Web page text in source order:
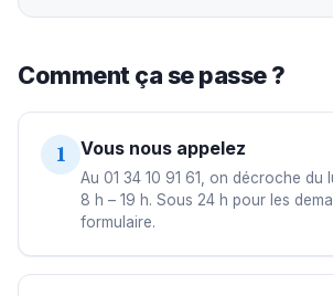
Comment ça se passe ?
1 Vous nous appelez
Au 01 34 10 91 61, on décroche du
8 h – 19 h. Sous 24 h pour les
formulaire.